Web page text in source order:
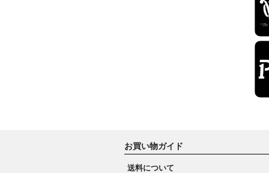
お買い物ガイド
送料について